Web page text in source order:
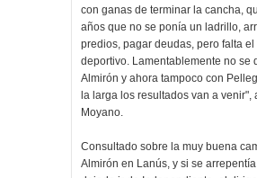
con ganas de terminar la cancha,
años que no se ponía un ladrillo,
predios, pagar deudas, pero falta el
deportivo. Lamentablemente no se
Almirón y ahora tampoco con
la larga los resultados van a venir",
Moyano.
Consultado sobre la muy buena
Almirón en Lanús, y si se